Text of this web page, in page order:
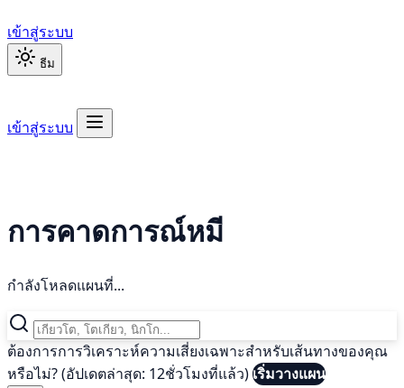
เข้าสู่ระบบ
ธีม
เข้าสู่ระบบ
การคาดการณ์หมี
กำลังโหลดแผนที่...
ต้องการการวิเคราะห์ความเสี่ยงเฉพาะสำหรับเส้นทางของคุณ
หรือไม่? (อัปเดตล่าสุด: 12ชั่วโมงที่แล้ว)เริ่มวางแผน